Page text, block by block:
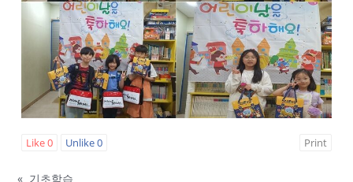
Like0 Unlike0 Print
« 기초학습